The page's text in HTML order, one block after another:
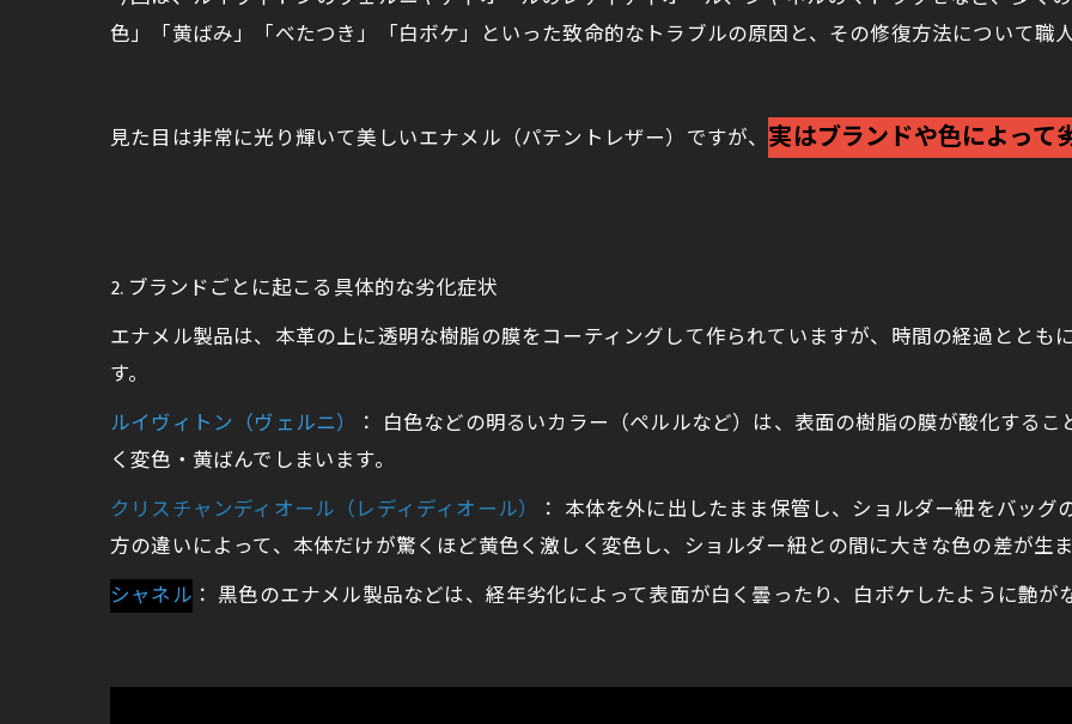
色」「黄ばみ」「べたつき」「白ボケ」といった致命的なトラブルの原因と、その修復方法について職
見た目は非常に光り輝いて美しいエナメル（パテントレザー）ですが、 実はブランドや色によって
2. ブランドごとに起こる具体的な劣化症状
エナメル製品は、本革の上に透明な樹脂の膜をコーティングして作られていますが、時間の経過ととも
す。
ルイヴィトン（ヴェルニ）
： 白色などの明るいカラー（ペルルなど）は、表面の樹脂の膜が酸化する
く変色・黄ばんでしまいます。
クリスチャンディオール（レディディオール）
： 本体を外に出したまま保管し、ショルダー紐をバッ
方の違いによって、本体だけが驚くほど黄色く激しく変色し、ショルダー紐との間に大きな色の差が生ま
シャネル ： 黒色のエナメル製品などは、経年劣化によって表面が白く曇ったり、白ボケしたように艶が